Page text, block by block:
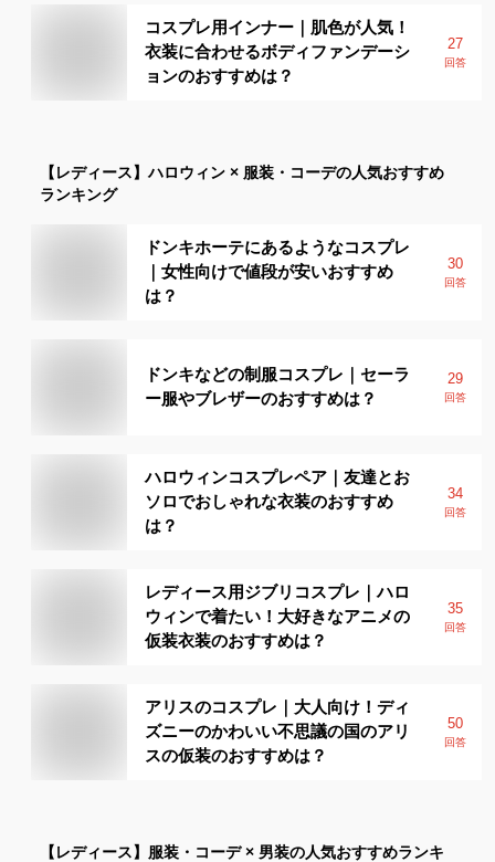
コスプレ用インナー｜肌色が人気！
衣装に合わせるボディファンデーシ
ョンのおすすめは？
27
回答
【レディース】ハロウィン × 服装・コーデの人気おすすめ
ランキング
ドンキホーテにあるようなコスプレ
｜女性向けで値段が安いおすすめ
は？
30
回答
ドンキなどの制服コスプレ｜セーラ
ー服やブレザーのおすすめは？
29
回答
ハロウィンコスプレペア｜友達とお
ソロでおしゃれな衣装のおすすめ
は？
34
回答
レディース用ジブリコスプレ｜ハロ
ウィンで着たい！大好きなアニメの
仮装衣装のおすすめは？
35
回答
アリスのコスプレ｜大人向け！ディ
ズニーのかわいい不思議の国のアリ
スの仮装のおすすめは？
50
回答
【レディース】 服装・コーデ × 男装の人気おすすめランキ